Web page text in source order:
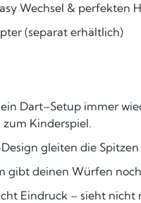
Wechsel & perfekten
(separat erhältlich)
Dart–Setup immer
Kinderspiel.
gleiten die
gibt deinen Würfen
Eindruck – sieht